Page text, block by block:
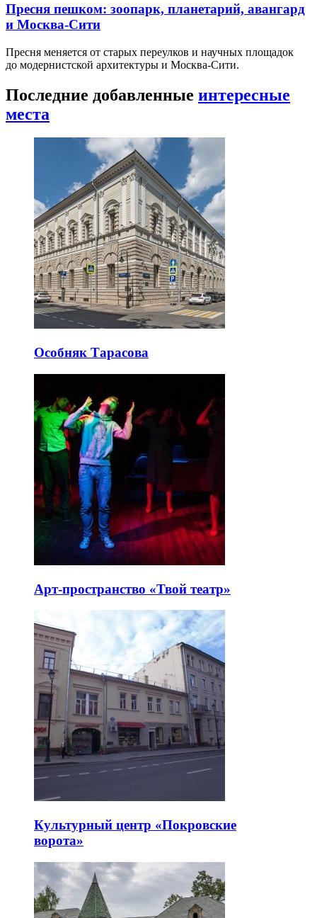
Пресня пешком: зоопарк, планетарий, авангард
и Москва-Сити
Пресня меняется от старых переулков и научных площадок
до модернистской архитектуры и Москва-Сити.
Последние добавленные интересные
места
Особняк Тарасова
Арт-пространство «Твой театр»
Культурный центр «Покровские
ворота»